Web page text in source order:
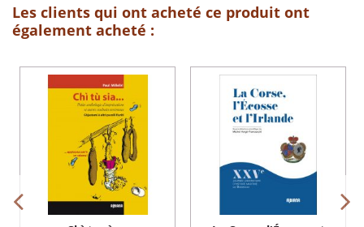
Les clients qui ont acheté ce produit ont
également acheté :